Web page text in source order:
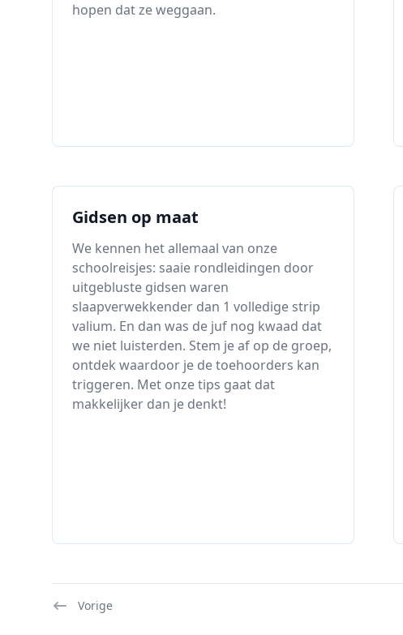
hopen dat ze weggaan.
Gidsen op maat
We kennen het allemaal van onze
schoolreisjes: saaie rondleidingen door
uitgebluste gidsen waren
slaapverwekkender dan 1 volledige strip
valium. En dan was de juf nog kwaad dat
we niet luisterden. Stem je af op de groep,
ontdek waardoor je de toehoorders kan
triggeren. Met onze tips gaat dat
makkelijker dan je denkt!
Vorige